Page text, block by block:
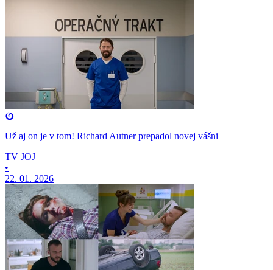
Už aj on je v tom! Richard Autner prepadol novej vášni
TV JOJ
•
22. 01. 2026